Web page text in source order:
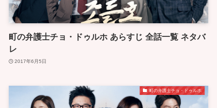
町の弁護士チョ・ドゥルホ あらすじ 全話一覧 ネタバ
レ
2017年6月5日
町の弁護士チョ・ドゥルホ